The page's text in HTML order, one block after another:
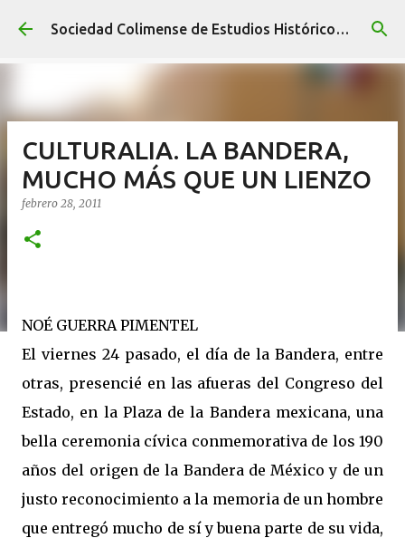
Ir al contenido principal Sociedad Colimense de Estudios Históricos A. C.
CULTURALIA. LA BANDERA,
MUCHO MÁS QUE UN LIENZO
febrero 28, 2011
NOÉ GUERRA PIMENTEL
El viernes 24 pasado, el día de la Bandera, entre
otras, presencié en las afueras del Congreso del
Estado, en la Plaza de la Bandera mexicana, una
bella ceremonia cívica conmemorativa de los 190
años del origen de la Bandera de México y de un
justo reconocimiento a la memoria de un hombre
que entregó mucho de sí y buena parte de su vida,